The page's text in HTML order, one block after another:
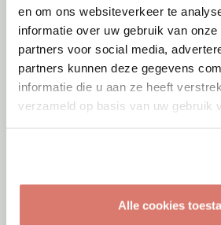
en om ons websiteverkeer te
informatie over uw gebruik van
partners voor social media,
partners kunnen deze gegevens
informatie die u aan ze heeft
verzameld op basis van uw gebruik
Alle cookies